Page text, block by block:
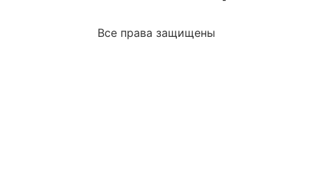
Все права защищены